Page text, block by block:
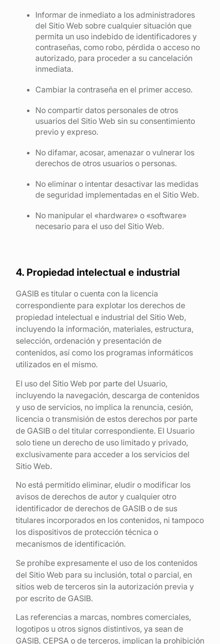
Informar de inmediato a los administradores
del Sitio Web sobre cualquier situación que
permita un uso indebido de identificadores y
contraseñas, como robo, pérdida o acceso no
autorizado, para proceder a su cancelación
inmediata.
Cambiar la contraseña en el primer acceso.
No compartir datos personales de otros
usuarios del Sitio Web sin su consentimiento
previo y expreso.
No difamar, acosar, amenazar o vulnerar los
derechos de otros usuarios o personas.
No eliminar o intentar desactivar las medidas
de seguridad implementadas en el Sitio Web.
No manipular el «hardware» o «software»
necesario para el uso del Sitio Web.
4. Propiedad intelectual e industrial
GASIB es titular o cuenta con la licencia
correspondiente para explotar los derechos de
propiedad intelectual e industrial del Sitio Web,
incluyendo la información, materiales, estructura,
selección, ordenación y presentación de
contenidos, así como los programas informáticos
utilizados en el mismo.
El uso del Sitio Web por parte del Usuario,
incluyendo la navegación, descarga de contenidos
y uso de servicios, no implica la renuncia, cesión,
licencia o transmisión de estos derechos por parte
de GASIB o del titular correspondiente. El Usuario
solo tiene un derecho de uso limitado y privado,
exclusivamente para acceder a los servicios del
Sitio Web.
No está permitido eliminar, eludir o modificar los
avisos de derechos de autor y cualquier otro
identificador de derechos de GASIB o de sus
titulares incorporados en los contenidos, ni tampoco
los dispositivos de protección técnica o
mecanismos de identificación.
Se prohíbe expresamente el uso de los contenidos
del Sitio Web para su inclusión, total o parcial, en
sitios web de terceros sin la autorización previa y
por escrito de GASIB.
Las referencias a marcas, nombres comerciales,
logotipos u otros signos distintivos, ya sean de
GASIB, CEPSA o de terceros, implican la prohibición